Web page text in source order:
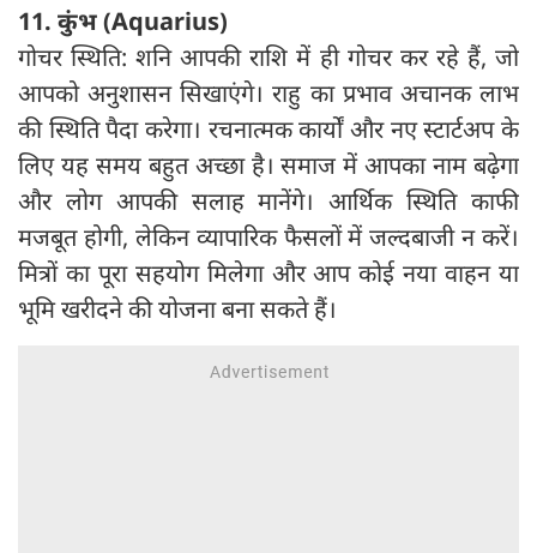
11. कुंभ (Aquarius)
गोचर स्थिति: शनि आपकी राशि में ही गोचर कर रहे हैं, जो
आपको अनुशासन सिखाएंगे। राहु का प्रभाव अचानक लाभ
की स्थिति पैदा करेगा। रचनात्मक कार्यों और नए स्टार्टअप के
लिए यह समय बहुत अच्छा है। समाज में आपका नाम बढ़ेगा
और लोग आपकी सलाह मानेंगे। आर्थिक स्थिति काफी
मजबूत होगी, लेकिन व्यापारिक फैसलों में जल्दबाजी न करें।
मित्रों का पूरा सहयोग मिलेगा और आप कोई नया वाहन या
भूमि खरीदने की योजना बना सकते हैं।